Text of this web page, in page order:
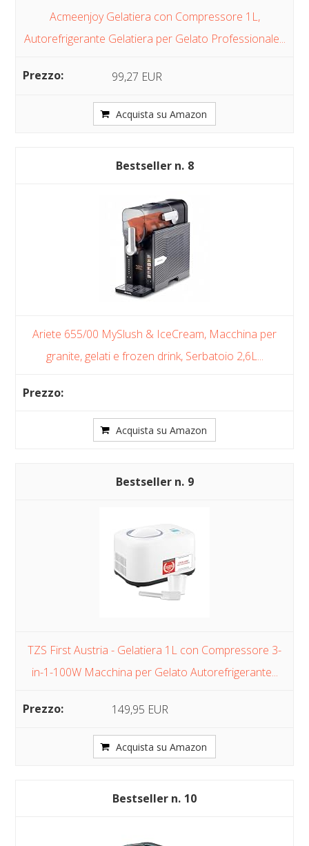
Acmeenjoy Gelatiera con Compressore 1L,
Autorefrigerante Gelatiera per Gelato Professionale...
99,27 EUR
Acquista su Amazon
8
Ariete 655/00 MySlush & IceCream, Macchina per
granite, gelati e frozen drink, Serbatoio 2,6L...
Acquista su Amazon
9
TZS First Austria - Gelatiera 1L con Compressore 3-
in-1-100W Macchina per Gelato Autorefrigerante...
149,95 EUR
Acquista su Amazon
10